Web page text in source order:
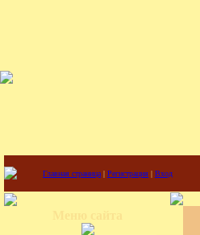
Главная страница | Регистрация | Вход